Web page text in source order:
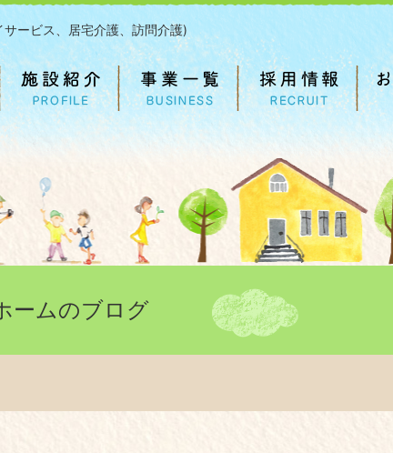
ービス、居宅介護、訪問介護)
ームのブログ